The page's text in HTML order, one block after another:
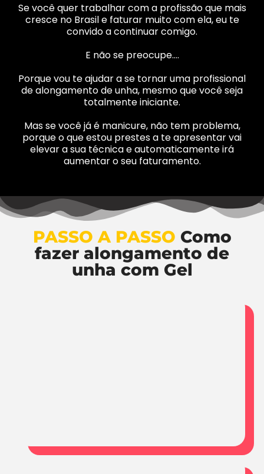
Se você quer trabalhar com a profissão que mais
cresce no Brasil e faturar muito com ela, eu te
convido a continuar comigo.
E não se preocupe….
Porque vou te ajudar a se tornar uma profissional
de alongamento de unha, mesmo que você seja
totalmente iniciante.
Mas se você já é manicure, não tem problema,
porque o que estou prestes a te apresentar vai
elevar a sua técnica e automaticamente irá
aumentar o seu faturamento.
PASSO A PASSO Como
fazer alongamento de
unha com Gel